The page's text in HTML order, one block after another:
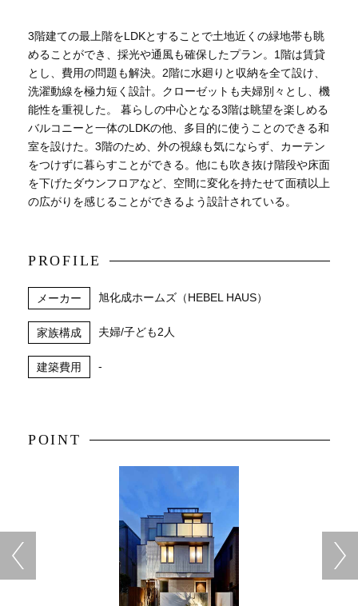
3階建ての最上階をLDKとすることで土地近くの緑地帯も眺
めることができ、採光や通風も確保したプラン。1階は賃貸
とし、費用の問題も解決。2階に水廻りと収納を全て設け、
洗濯動線を極力短く設計。クローゼットも夫婦別々とし、機
能性を重視した。 暮らしの中心となる3階は眺望を楽しめる
バルコニーと一体のLDKの他、多目的に使うことのできる和
室を設けた。3階のため、外の視線も気にならず、カーテン
をつけずに暮らすことができる。他にも吹き抜け階段や床面
を下げたダウンフロアなど、空間に変化を持たせて面積以上
の広がりを感じることができるよう設計されている。
PROFILE
メーカー 旭化成ホームズ（HEBEL HAUS）
家族構成 夫婦/子ども2人
建築費用 -
POINT